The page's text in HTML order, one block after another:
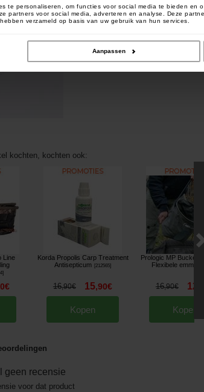
te personaliseren, om functies voor social media te bieden en
partners voor social media, adverteren en analyse. Deze
verzameld op basis van uw gebruik van hun services.
Aanpassen
kochten, kochten ook:
Line
]
€
Korda Propolis Carp Treatment
Antisepticum
212565]
16,90€ 15,90€
Kopen
Prologic MP Bucket
Flexibele emmer
16,90€ 12
Kopen
geen recensie
voor dat product